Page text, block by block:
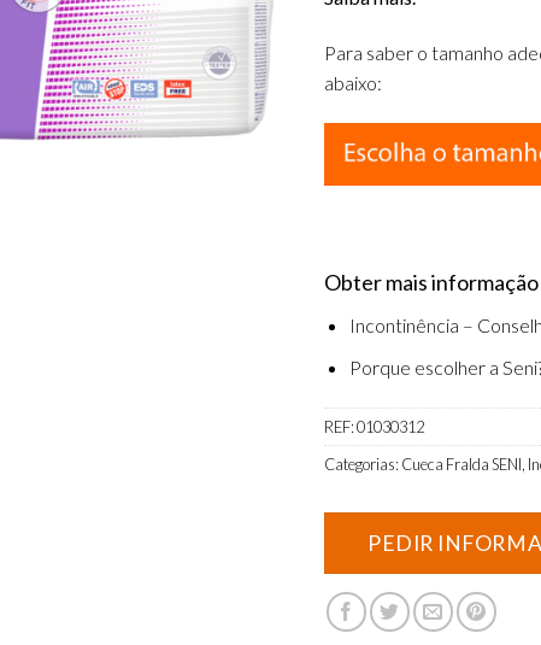
Para saber o tamanho
abaixo:
Obter mais
Incontinência –
Porque escolher a
REF:01030312
Categorias: Cueca Fralda SENI